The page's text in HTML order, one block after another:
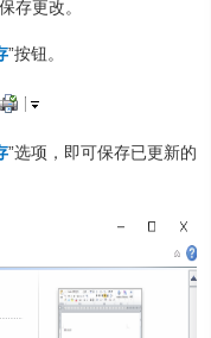
存更改。
”按钮。
”选项，即可保存已更新的